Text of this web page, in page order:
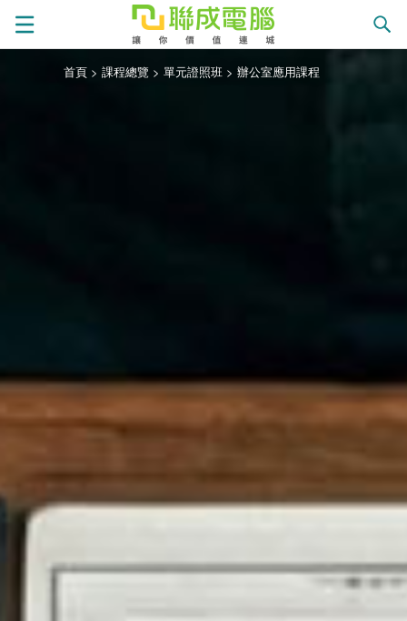
首頁 > 課程總覽 > 單元證照班 > 辦公室應用課程